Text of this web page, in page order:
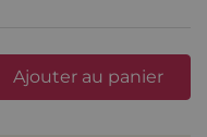
Ajouter au panier